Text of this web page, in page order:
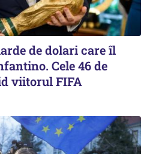
de dolari care îl
Cele 46 de
viitorul FIFA